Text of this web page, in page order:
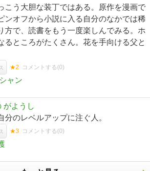
こう大胆な装丁ではある。原作を漫画で
ンオフから小説に入る自分のなかでは稀
方で、読書をもう一度楽しんでみる。ホ
るところがたくさん。花を手向ける父と
★2 コメントする(0)
ャン
がようし
分のレベルアップに注ぐ人。
★3 コメントする(0)